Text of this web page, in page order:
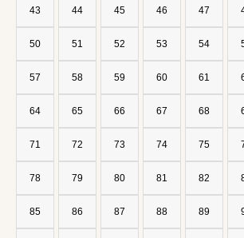
43 44 45 46 47
50 51 52 53 54
57 58 59 60 61
64 65 66 67 68
71 72 73 74 75
78 79 80 81 82
85 86 87 88 89